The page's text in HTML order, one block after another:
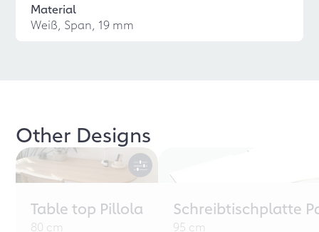
Material
Weiß, Span, 19 mm
Other Designs
Table top Pillola
80 cm
Schreibtischplatte
95 cm